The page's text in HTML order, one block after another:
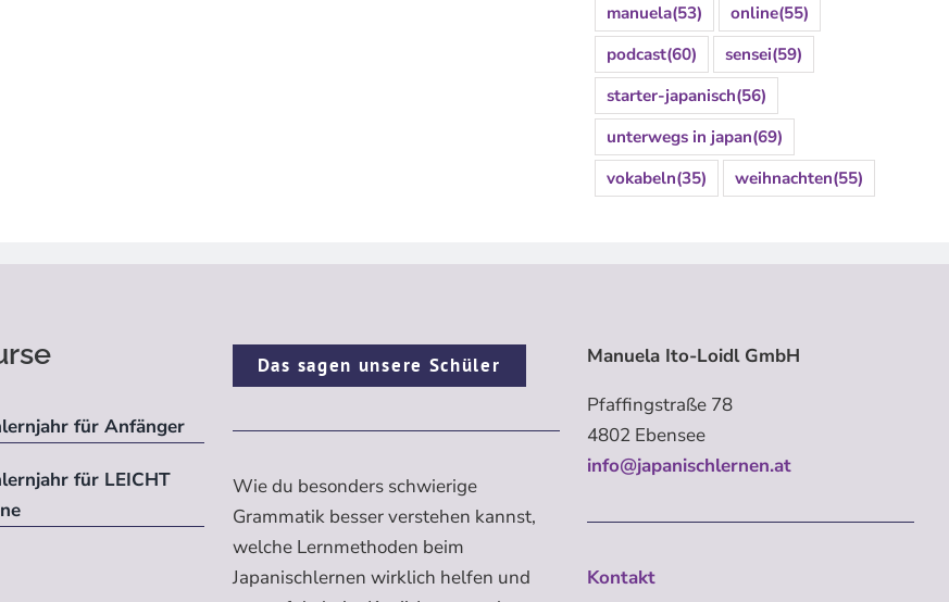
manuela(53) online(55)
podcast(60) sensei(59)
starter-japanisch(56)
unterwegs in japan(69)
vokabeln(35) weihnachten(55)
für Anfänger
für LEICHT
Das sagen unsere Schüler
Wie du besonders schwierige
Grammatik besser verstehen kannst,
welche Lernmethoden beim
Japanischlernen wirklich helfen und
Manuela Ito-Loidl GmbH
Pfaffingstraße 78
4802 Ebensee
info@japanischlernen.at
Kontakt